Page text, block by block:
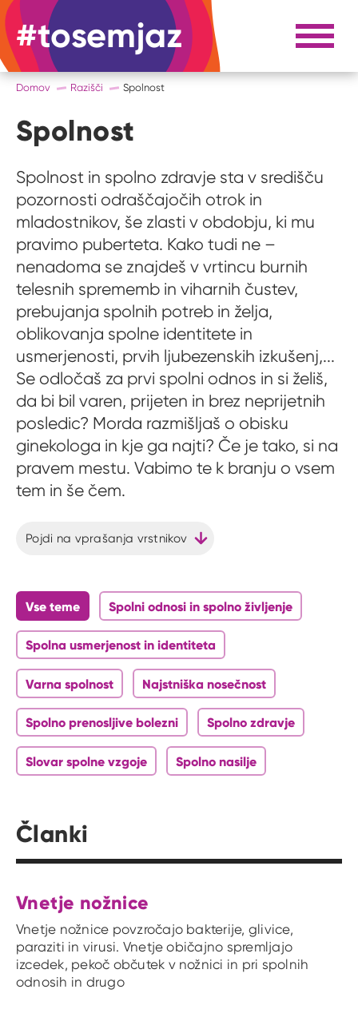
#tosemjaz #to sem jaz Razpri
Domov Razišči Spolnost
Spolnost
Spolnost in spolno zdravje sta v središču
pozornosti odraščajočih otrok in
mladostnikov, še zlasti v obdobju, ki mu
pravimo puberteta. Kako tudi ne –
nenadoma se znajdeš v vrtincu burnih
telesnih sprememb in viharnih čustev,
prebujanja spolnih potreb in želja,
oblikovanja spolne identitete in
usmerjenosti, prvih ljubezenskih izkušenj,...
Se odločaš za prvi spolni odnos in si želiš,
da bi bil varen, prijeten in brez neprijetnih
posledic? Morda razmišljaš o obisku
ginekologa in kje ga najti? Če je tako, si na
pravem mestu. Vabimo te k branju o vsem
tem in še čem.
Pojdi na vprašanja vrstnikov
Vse teme Spolni odnosi in spolno življenje
Spolna usmerjenost in identiteta
Varna spolnost Najstniška nosečnost
Spolno prenosljive bolezni Spolno zdravje
Slovar spolne vzgoje Spolno nasilje
Članki
Vnetje nožnice
Vnetje nožnice povzročajo bakterije, glivice,
paraziti in virusi. Vnetje običajno spremljajo
izcedek, pekoč občutek v nožnici in pri spolnih
odnosih in drugo